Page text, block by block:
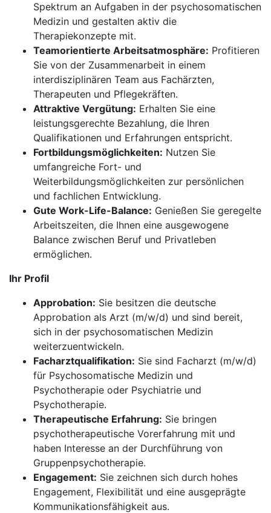
Spektrum an Aufgaben in der psychosomatischen
Medizin und gestalten aktiv die
Therapiekonzepte mit.
Teamorientierte Arbeitsatmosphäre: Profitieren
Sie von der Zusammenarbeit in einem
interdisziplinären Team aus Fachärzten,
Therapeuten und Pflegekräften.
Attraktive Vergütung: Erhalten Sie eine
leistungsgerechte Bezahlung, die Ihren
Qualifikationen und Erfahrungen entspricht.
Fortbildungsmöglichkeiten: Nutzen Sie
umfangreiche Fort- und
Weiterbildungsmöglichkeiten zur persönlichen
und fachlichen Entwicklung.
Gute Work-Life-Balance: Genießen Sie geregelte
Arbeitszeiten, die Ihnen eine ausgewogene
Balance zwischen Beruf und Privatleben
ermöglichen.
Ihr Profil
Approbation: Sie besitzen die deutsche
Approbation als Arzt (m/w/d) und sind bereit,
sich in der psychosomatischen Medizin
weiterzuentwickeln.
Facharztqualifikation: Sie sind Facharzt (m/w/d)
für Psychosomatische Medizin und
Psychotherapie oder Psychiatrie und
Psychotherapie.
Therapeutische Erfahrung: Sie bringen
psychotherapeutische Vorerfahrung mit und
haben Interesse an der Durchführung von
Gruppenpsychotherapie.
Engagement: Sie zeichnen sich durch hohes
Engagement, Flexibilität und eine ausgeprägte
Kommunikationsfähigkeit aus.